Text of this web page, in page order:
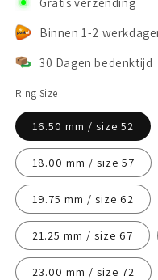
Binnen 1-2
30 Dagen bedenktijd
Ring Size
16.50 mm / size 52
18.00 mm / size 57
19.75 mm / size 62
21.25 mm / size 67
23.00 mm / size 72